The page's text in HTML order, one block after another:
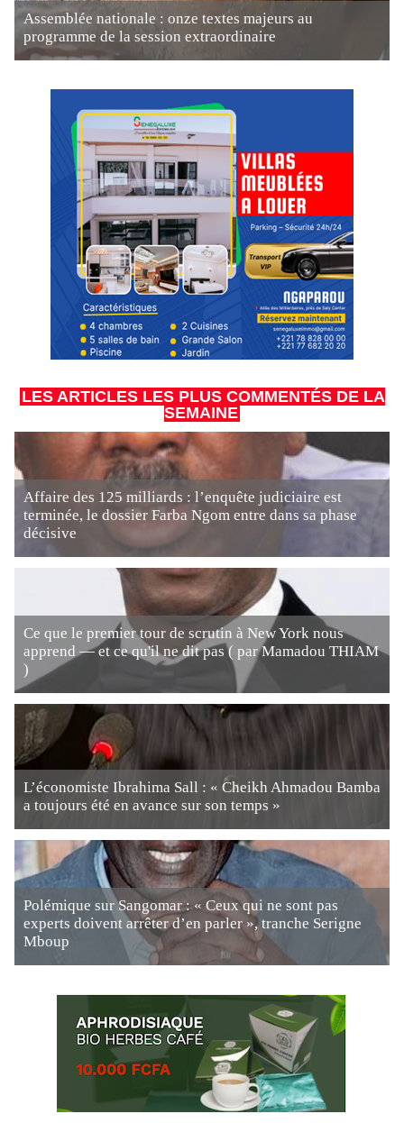
Assemblée nationale : onze textes majeurs au
programme de la session extraordinaire
LES ARTICLES LES PLUS COMMENTÉS DE LA
SEMAINE
Affaire des 125 milliards : l’enquête judiciaire est
terminée, le dossier Farba Ngom entre dans sa phase
décisive
Ce que le premier tour de scrutin à New York nous
apprend — et ce qu'il ne dit pas ( par Mamadou THIAM
)
L’économiste Ibrahima Sall : « Cheikh Ahmadou Bamba
a toujours été en avance sur son temps »
Polémique sur Sangomar : « Ceux qui ne sont pas
experts doivent arrêter d’en parler », tranche Serigne
Mboup